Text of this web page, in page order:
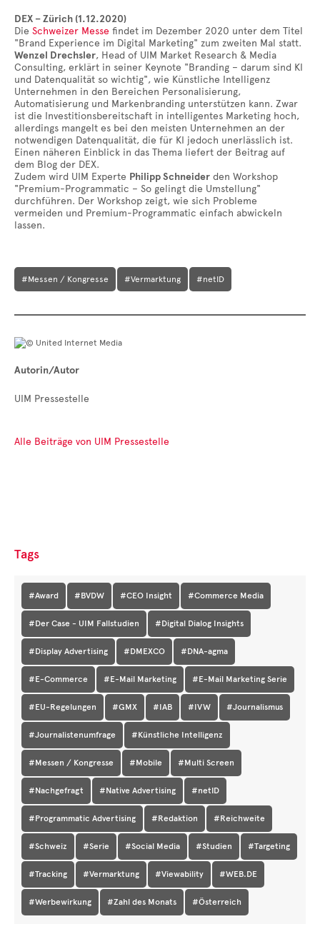
DEX – Zürich (1.12.2020)
Die Schweizer Messe findet im Dezember 2020 unter dem Titel
"Brand Experience im Digital Marketing" zum zweiten Mal statt.
Wenzel Drechsler, Head of UIM Market Research & Media
Consulting, erklärt in seiner Keynote "Branding – darum sind KI
und Datenqualität so wichtig", wie Künstliche Intelligenz
Unternehmen in den Bereichen Personalisierung,
Automatisierung und Markenbranding unterstützen kann. Zwar
ist die Investitionsbereitschaft in intelligentes Marketing hoch,
allerdings mangelt es bei den meisten Unternehmen an der
notwendigen Datenqualität, die für KI jedoch unerlässlich ist.
Einen näheren Einblick in das Thema liefert der Beitrag auf
dem Blog der DEX.
Zudem wird UIM Experte Philipp Schneider den Workshop
"Premium-Programmatic – So gelingt die Umstellung"
durchführen. Der Workshop zeigt, wie sich Probleme
vermeiden und Premium-Programmatic einfach abwickeln
lassen.
#Messen / Kongresse #Vermarktung #netID
Autorin/Autor
UIM Pressestelle
Alle Beiträge von UIM Pressestelle
Tags
#Award #BVDW #CEO Insight #Commerce Media
#Der Case - UIM Fallstudien #Digital Dialog Insights
#Display Advertising #DMEXCO #DNA-agma
#E-Commerce #E-Mail Marketing #E-Mail Marketing Serie
#EU-Regelungen #GMX #IAB #IVW #Journalismus
#Journalistenumfrage #Künstliche Intelligenz
#Messen / Kongresse #Mobile #Multi Screen
#Nachgefragt #Native Advertising #netID
#Programmatic Advertising #Redaktion #Reichweite
#Schweiz #Serie #Social Media #Studien #Targeting
#Tracking #Vermarktung #Viewability #WEB.DE
#Werbewirkung #Zahl des Monats #Österreich